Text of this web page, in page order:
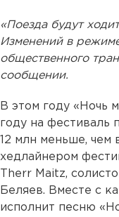
«Поезда будут
Изменений в
общественного
сообщении.
В этом году «Ночь
году на фестиваль
12 млн меньше,
хедлайнером
Therr Maitz,
Беляев. Вместе с
исполнит песню